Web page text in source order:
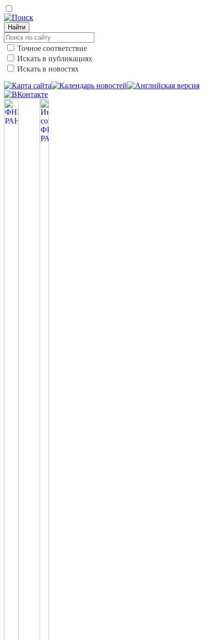
Найти
Точное соответствие
Искать в публикациях
Искать в новостях